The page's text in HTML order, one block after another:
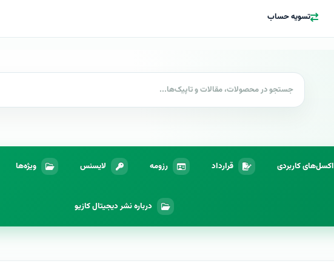
تسویه حساب
اکسل‌های کاربردی قرارداد رزومه لایسنس ویژه‌ها
درباره نشر دیجیتال کازیو